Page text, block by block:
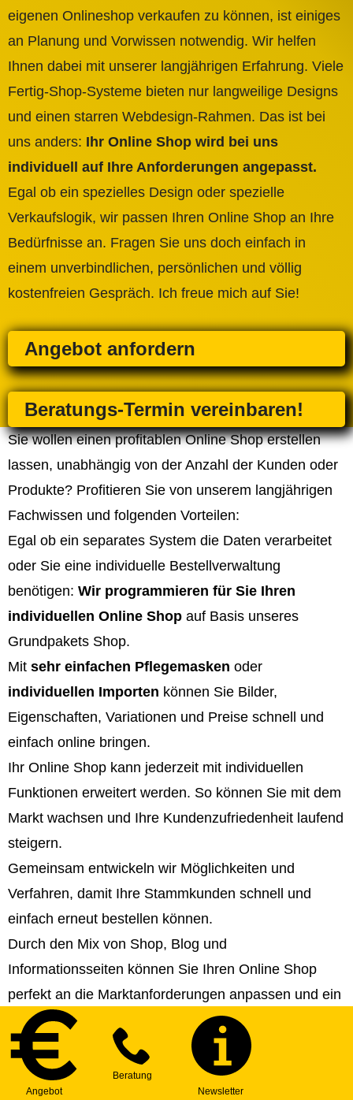
eigenen Onlineshop verkaufen zu können, ist einiges
an Planung und Vorwissen notwendig. Wir helfen
Ihnen dabei mit unserer langjährigen Erfahrung. Viele
Fertig-Shop-Systeme bieten nur langweilige Designs
und einen starren Webdesign-Rahmen. Das ist bei
uns anders: Ihr Online Shop wird bei uns
individuell auf Ihre Anforderungen angepasst.
Egal ob ein spezielles Design oder spezielle
Verkaufslogik, wir passen Ihren Online Shop an Ihre
Bedürfnisse an. Fragen Sie uns doch einfach in
einem unverbindlichen, persönlichen und völlig
kostenfreien Gespräch. Ich freue mich auf Sie!
Angebot anfordern
Beratungs-Termin vereinbaren!
Sie wollen einen profitablen Online Shop erstellen
lassen, unabhängig von der Anzahl der Kunden oder
Produkte? Profitieren Sie von unserem langjährigen
Fachwissen und folgenden Vorteilen:
Egal ob ein separates System die Daten verarbeitet
oder Sie eine individuelle Bestellverwaltung
benötigen: Wir programmieren für Sie Ihren
individuellen Online Shop auf Basis unseres
Grundpakets Shop.
Mit sehr einfachen Pflegemasken oder
individuellen Importen können Sie Bilder,
Eigenschaften, Variationen und Preise schnell und
einfach online bringen.
Ihr Online Shop kann jederzeit mit individuellen
Funktionen erweitert werden. So können Sie mit dem
Markt wachsen und Ihre Kundenzufriedenheit laufend
steigern.
Gemeinsam entwickeln wir Möglichkeiten und
Verfahren, damit Ihre Stammkunden schnell und
einfach erneut bestellen können.
Durch den Mix von Shop, Blog und
Informationsseiten können Sie Ihren Online Shop
perfekt an die Marktanforderungen anpassen und ein
Top-Ranking erreichen. Wir helfen Ihnen bei der
Strategie- und Contenterstellung!
Sie können Ihren Online Shop in beliebig viele
Sprachen veröffentlichen und somit internationale